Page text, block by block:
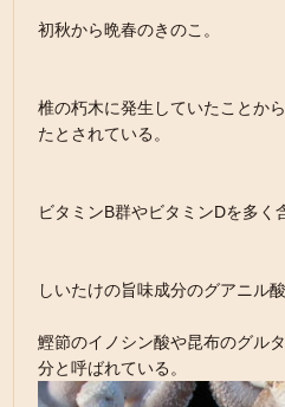
初秋から晩春のきのこ。
椎の朽木に発生していたことか
たとされている。
ビタミンB群やビタミンDを多く
しいたけの旨味成分のグアニル酸
鰹節のイノシン酸や昆布のグル
分と呼ばれている。